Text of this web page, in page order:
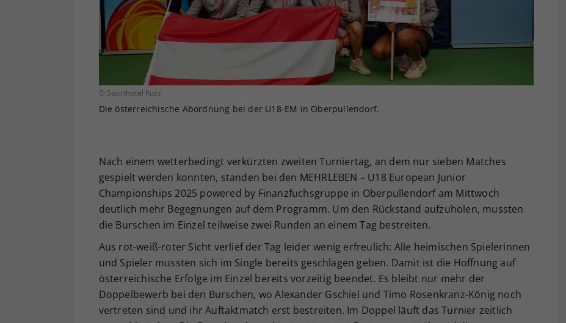
© Sporthotel Kurz
Die österreichische Abordnung bei der U18-EM in Oberpullendorf.
Nach einem wetterbedingt verkürzten zweiten Turniertag, an dem nur sieben Matches
gespielt werden konnten, standen bei den MEHRLEBEN – U18 European Junior
Championships 2025 powered by Finanzfuchsgruppe in Oberpullendorf am Mittwoch
deutlich mehr Begegnungen auf dem Programm. Um den Rückstand aufzuholen, mussten
die Burschen im Einzel teilweise zwei Runden an einem Tag bestreiten.
Aus rot-weiß-roter Sicht verlief der Tag leider wenig erfreulich: Alle heimischen Spielerinnen
und Spieler mussten sich im Single bereits geschlagen geben. Damit ist die Hoffnung auf
österreichische Erfolge im Einzel bereits vorzeitig beendet. Es bleibt nur mehr der
Doppelbewerb bei den Burschen, wo Alexander Gschiel und Timo Rosenkranz-König noch
vertreten sind und ihr Auftaktmatch erst bestreiten. Im Doppel läuft das Turnier zeitlich
Ihrer vorgenommen Einstellungen, falls der
Webseiten-Betreiber dies eingestellt hat.